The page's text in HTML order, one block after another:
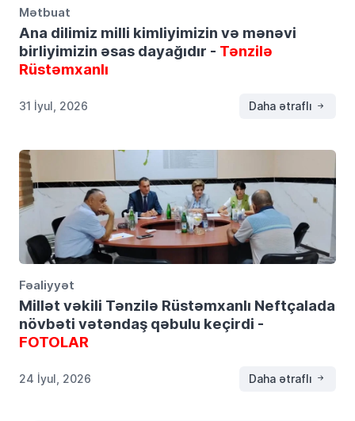
Mətbuat
Ana dilimiz milli kimliyimizin və mənəvi
birliyimizin əsas dayağıdır - Tənzilə
Rüstəmxanlı
31 İyul, 2026 Daha ətraflı
Fəaliyyət
Millət vəkili Tənzilə Rüstəmxanlı Neftçalada
növbəti vətəndaş qəbulu keçirdi -
FOTOLAR
24 İyul, 2026 Daha ətraflı